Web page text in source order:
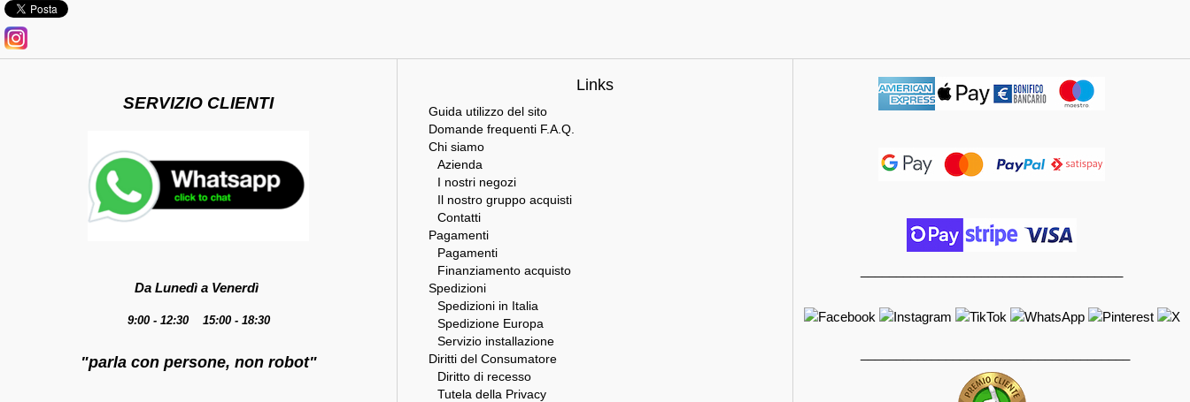
SERVIZIO CLIENTI
Da Lunedì a Venerdì
9:00 - 12:30 15:00 - 18:30
"parla con persone, non robot"
Links
Guida utilizzo del sito
Domande frequenti F.A.Q.
Chi siamo
Azienda
I nostri negozi
Il nostro gruppo acquisti
Contatti
Pagamenti
Pagamenti
Finanziamento acquisto
Spedizioni
Spedizioni in Italia
Spedizione Europa
Servizio installazione
Diritti del Consumatore
Diritto di recesso
Tutela della Privacy